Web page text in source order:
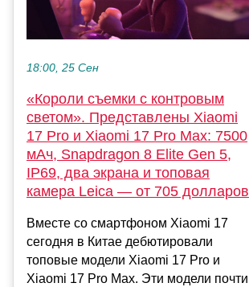
18:00, 25 Сен
«Короли съемки с контровым
светом». Представлены Xiaomi
17 Pro и Xiaomi 17 Pro Max: 7500
мАч, Snapdragon 8 Elite Gen 5,
IP69, два экрана и топовая
камера Leica — от 705 долларов
Вместе со смартфоном Xiaomi 17
сегодня в Китае дебютировали
топовые модели Xiaomi 17 Pro и
Xiaomi 17 Pro Max. Эти модели почти